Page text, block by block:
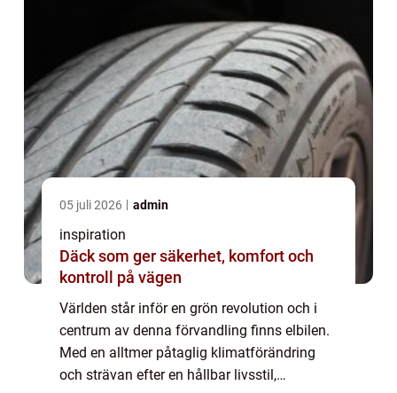
05 juli 2026 admin
inspiration
Däck som ger säkerhet, komfort och
kontroll på vägen
Världen står inför en grön revolution och i
centrum av denna förvandling finns elbilen.
Med en alltmer påtaglig klimatförändring
och strävan efter en hållbar livsstil,